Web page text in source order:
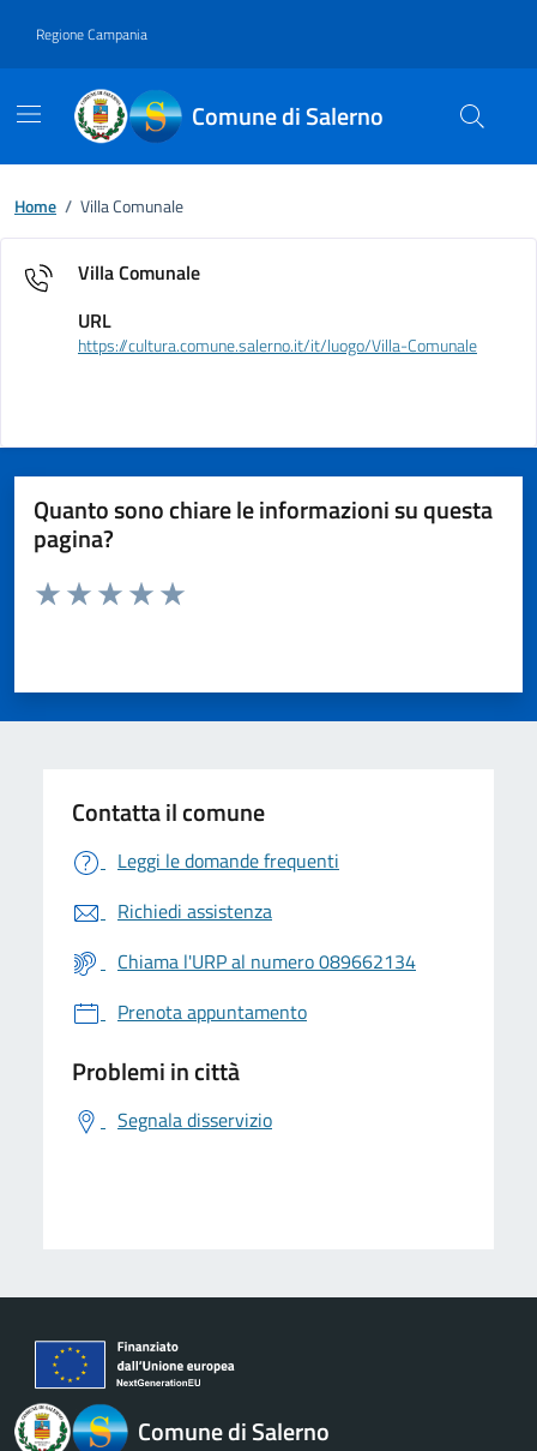
Regione Campania
Comune di Salerno
Home / Villa Comunale
Villa Comunale
URL
https://cultura.comune.salerno.it/it/luogo/Villa-Comunale
Quanto sono chiare le informazioni su questa
pagina?
Valuta da 1 a 5 stelle la pagina
Contatta il comune
Leggi le domande frequenti
Richiedi assistenza
Chiama l'URP al numero 089662134
Prenota appuntamento
Problemi in città
Segnala disservizio
logo Unione Europea
Comune di Salerno